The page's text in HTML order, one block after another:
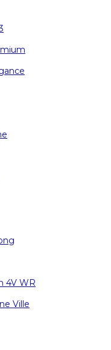
4V WR
Ville